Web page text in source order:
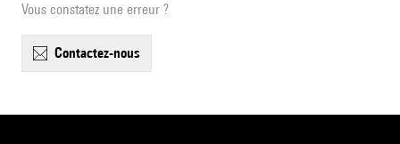
Vous constatez une erreur ?
contactez-nous